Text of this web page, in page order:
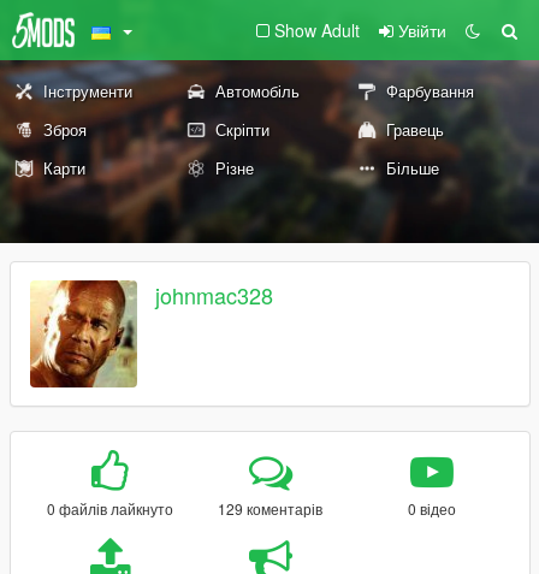
Show Adult Увійти
Інструменти Автомобіль
Фарбування
Зброя
Скріпти
Гравець
Карти
Різне Більше
johnmac328
0 файлів лайкнуто 129 коментарів 0 відео